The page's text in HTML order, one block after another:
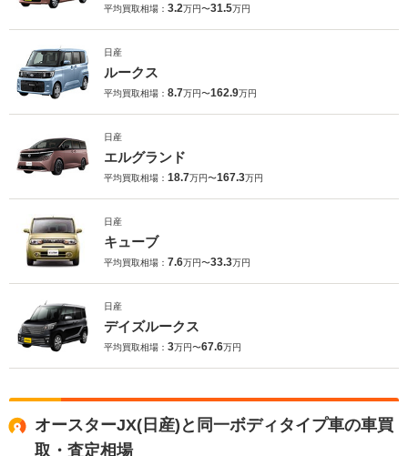
平均買取相場： 3.2万円〜31.5万円
日産
ルークス
平均買取相場： 8.7万円〜162.9万円
日産
エルグランド
平均買取相場： 18.7万円〜167.3万円
日産
キューブ
平均買取相場： 7.6万円〜33.3万円
日産
デイズルークス
平均買取相場： 3万円〜67.6万円
オースターJX(日産)と同一ボディタイプ車の車買
取・査定相場